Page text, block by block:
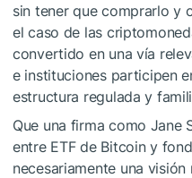
sin tener que comprarlo y
el caso de las
convertido en una vía
e instituciones participen
estructura regulada y
Que una firma como Jane
entre ETF de Bitcoin y
necesariamente una